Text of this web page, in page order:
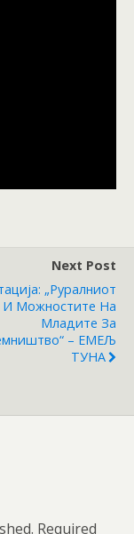
Next Post
„Руралниот
И Можностите На
Младите За
– ЕМЕЉ
ТУНА
Required